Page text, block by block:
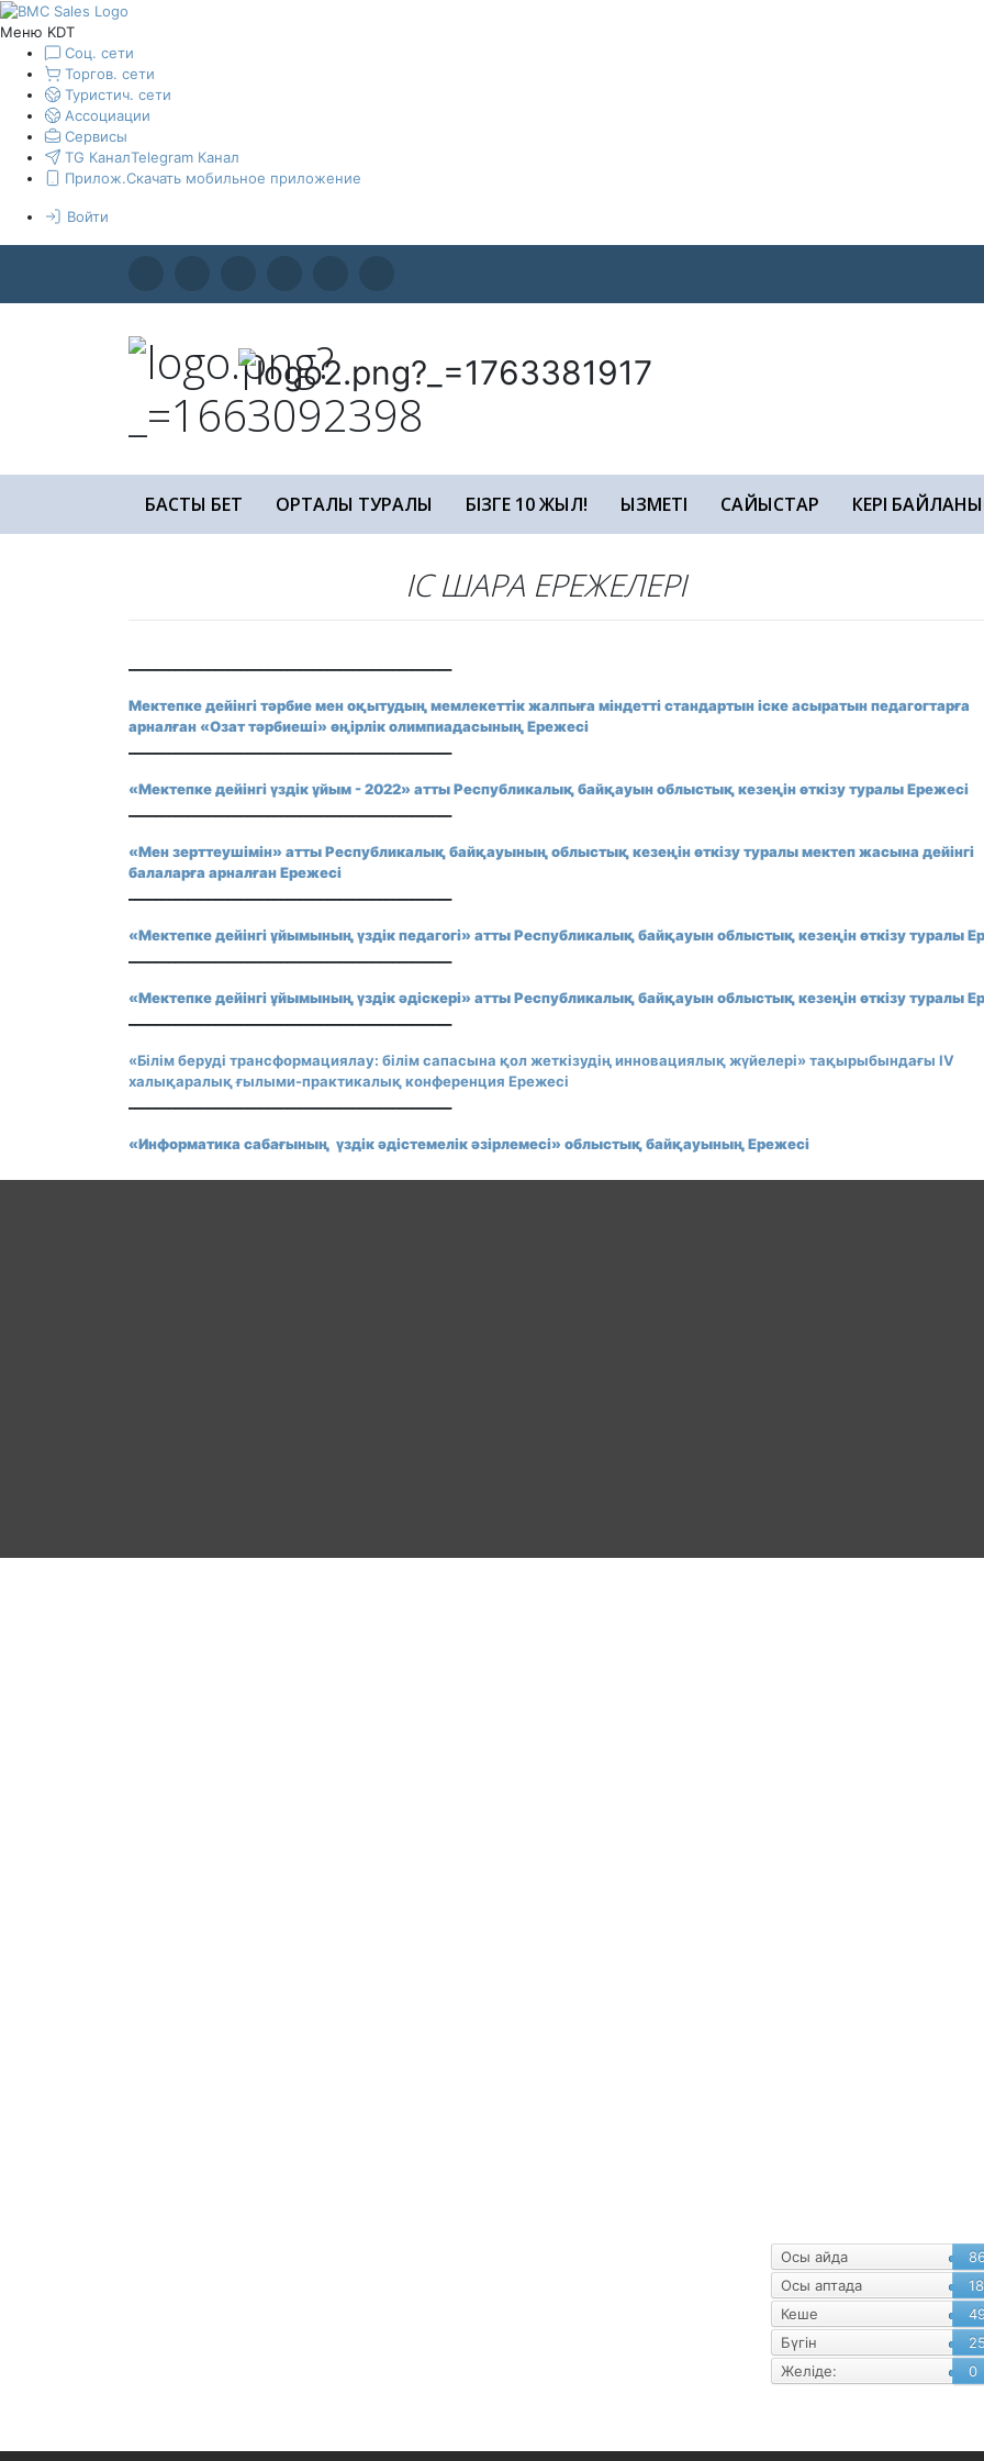
Меню KDT
Соц. сети
Торгов. сети
Туристич. сети
Ассоциации
Сервисы
TG КаналTelegram Канал
Прилож.Скачать мобильное приложение
Войти
БАСТЫ БЕТ ОРТАЛЫҚ ТУРАЛЫ БІЗГЕ 10 ЖЫЛ! ҚЫЗМЕТІ САЙЫСТАР КЕРІ
ІС ШАРА ЕРЕЖЕЛЕРІ
Мектепке дейінгі тәрбие мен оқытудың мемлекеттік жалпыға міндетті стандартын іске асыратын педагогтарға
арналған «Озат тәрбиеші» өңірлік олимпиадасының Ережесі
«Мектепке дейінгі үздік ұйым - 2022» атты Республикалық байқауын облыстық кезеңін өткізу туралы Ережесі
«Мен зерттеушімін» атты Республикалық байқауының облыстық кезеңін өткізу туралы мектеп жасына дейінгі
балаларға арналған Ережесі
«Мектепке дейінгіұйымыныңүздік педагогі» атты Республикалық байқауын облыстық кезеңін өткізу туралы
«Мектепке дейінгіұйымыныңүздік әдіскері» атты Республикалық байқауын облыстық кезеңін өткізу туралы
«Білім беруді трансформациялау: білім сапасына қол жеткізудің инновациялық жүйелері» тақырыбындағы ІV
халықаралық ғылыми-практикалық конференция Ережесі
«Информатика сабағының үздік әдістемелік әзірлемесі» облыстық байқауының Ережесі
Осы айда
Осы аптада
Кеше
Бүгін
25
Желіде:
0